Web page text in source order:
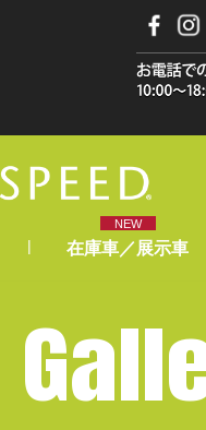
|
NEW
在庫車／展示車